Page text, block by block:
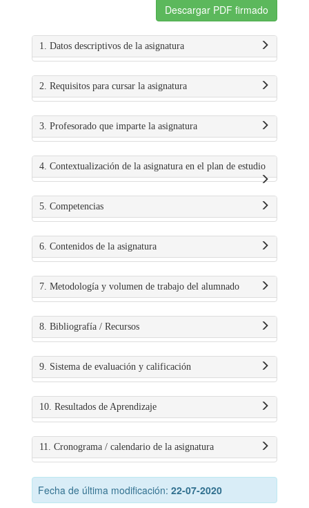
Descargar PDF firmado
1. Datos descriptivos de la asignatura
2. Requisitos para cursar la asignatura
3. Profesorado que imparte la asignatura
4. Contextualización de la asignatura en el plan de estudio
5. Competencias
6. Contenidos de la asignatura
7. Metodología y volumen de trabajo del alumnado
8. Bibliografía / Recursos
9. Sistema de evaluación y calificación
10. Resultados de Aprendizaje
11. Cronograma / calendario de la asignatura
Fecha de última modificación: 22-07-2020